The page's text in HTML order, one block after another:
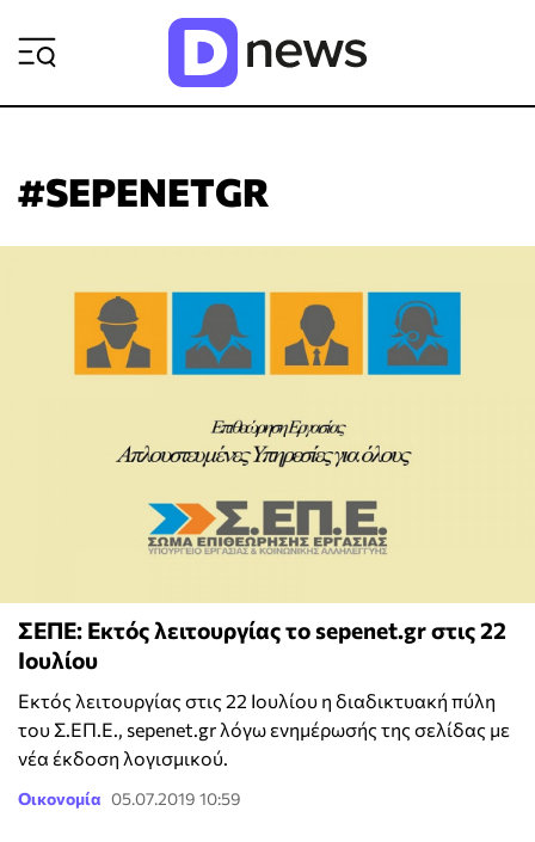
#SEPENETGR
ΣΕΠΕ: Εκτός λειτουργίας το sepenet.gr στις 22
Ιουλίου
Εκτός λειτουργίας στις 22 Ιουλίου η διαδικτυακή πύλη
του Σ.ΕΠ.Ε., sepenet.gr λόγω ενημέρωσής της σελίδας με
νέα έκδοση λογισμικού.
Οικονομία 05.07.2019 10:59